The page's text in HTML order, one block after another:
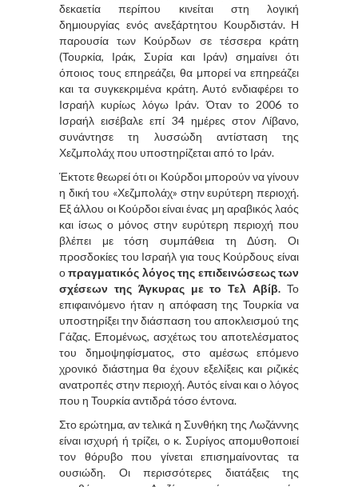
δεκαετία περίπου κινείται στη λογική
δημιουργίας ενός ανεξάρτητου Κουρδιστάν. Η
παρουσία των Κούρδων σε τέσσερα κράτη
(Τουρκία, Ιράκ, Συρία και Ιράν) σημαίνει ότι
όποιος τους επηρεάζει, θα μπορεί να επηρεάζει
και τα συγκεκριμένα κράτη. Αυτό ενδιαφέρει το
Ισραήλ κυρίως λόγω Ιράν. Όταν το 2006 το
Ισραήλ εισέβαλε επί 34 ημέρες στον Λίβανο,
συνάντησε τη λυσσώδη αντίσταση της
Χεζμπολάχ που υποστηρίζεται από το Ιράν.
Έκτοτε θεωρεί ότι οι Κούρδοι μπορούν να γίνουν
η δική του «Χεζμπολάχ» στην ευρύτερη περιοχή.
Εξ άλλου οι Κούρδοι είναι ένας μη αραβικός λαός
και ίσως ο μόνος στην ευρύτερη περιοχή που
βλέπει με τόση συμπάθεια τη Δύση. Οι
προσδοκίες του Ισραήλ για τους Κούρδους είναι
οπραγματικός λόγος της επιδεινώσεως των
σχέσεων της Άγκυρας με το Τελ Αβίβ. Το
επιφαινόμενο ήταν η απόφαση της Τουρκία να
υποστηρίξει την διάσπαση του αποκλεισμού της
Γάζας. Επομένως, ασχέτως του αποτελέσματος
του δημοψηφίσματος, στο αμέσως επόμενο
χρονικό διάστημα θα έχουν εξελίξεις και ριζικές
ανατροπές στην περιοχή. Αυτός είναι και ο λόγος
που η Τουρκία αντιδρά τόσο έντονα.
Στο ερώτημα, αν τελικά η Συνθήκη της Λωζάννης
είναι ισχυρή ή τρίζει, ο κ. Συρίγος απομυθοποιεί
τον θόρυβο που γίνεται επισημαίνοντας τα
ουσιώδη. Οι περισσότερες διατάξεις της